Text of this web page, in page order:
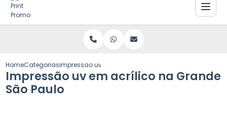
HomeCategoriasimpressao uv acrilico grande sao paulo
Impressão uv em acrílico na Grande
São Paulo